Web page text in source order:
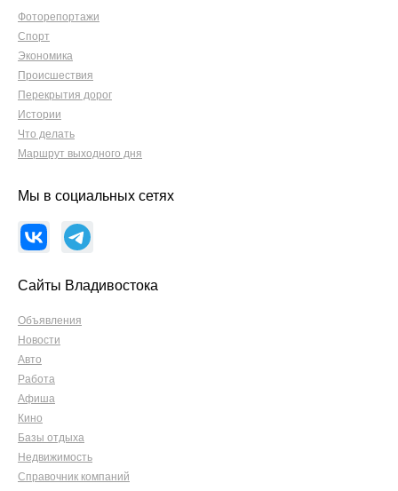
Фоторепортажи
Спорт
Экономика
Происшествия
Перекрытия дорог
Истории
Что делать
Маршрут выходного дня
Мы в социальных сетях
Сайты Владивостока
Объявления
Новости
Авто
Работа
Афиша
Кино
Базы отдыха
Недвижимость
Справочник компаний